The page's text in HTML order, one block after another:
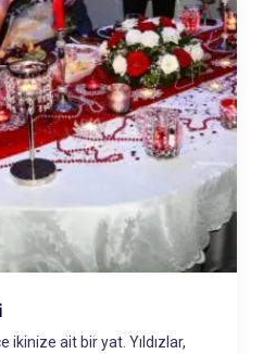
ikinize ait bir yat. Yıldızlar,